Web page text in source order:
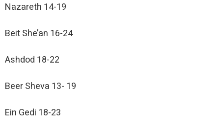
Nazareth 14-19
Beit She’an 16-24
Ashdod 18-22
Beer Sheva 13- 19
Ein Gedi 18-23